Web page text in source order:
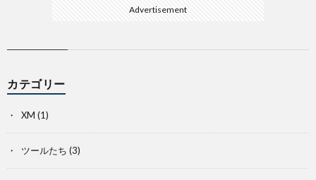
Advertisement
カテゴリー
XM (1)
ツールたち (3)